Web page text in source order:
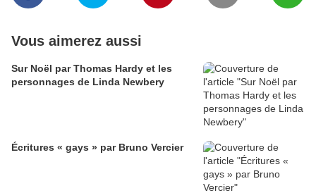
Vous aimerez aussi
Sur Noël par Thomas Hardy et les
personnages de Linda Newbery
Écritures « gays » par Bruno Vercier